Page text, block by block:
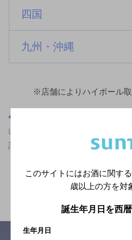
四国
九州・沖縄
※店舗によりハイボール
山口県,和食,ザ・プレミアム・
記念日のサービスあり,個室あり
関連
このサイトにはお酒に関す
歳以上の方を対
誕生年月日を西
生年月日